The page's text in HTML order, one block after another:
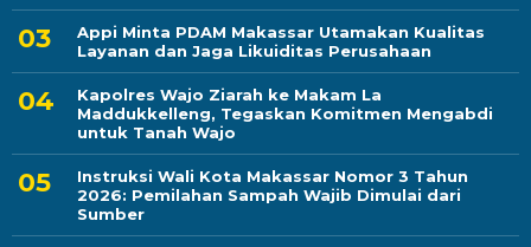
Appi Minta PDAM Makassar Utamakan Kualitas
Layanan dan Jaga Likuiditas Perusahaan
Kapolres Wajo Ziarah ke Makam La
Maddukkelleng, Tegaskan Komitmen Mengabdi
untuk Tanah Wajo
Instruksi Wali Kota Makassar Nomor 3 Tahun
2026: Pemilahan Sampah Wajib Dimulai dari
Sumber